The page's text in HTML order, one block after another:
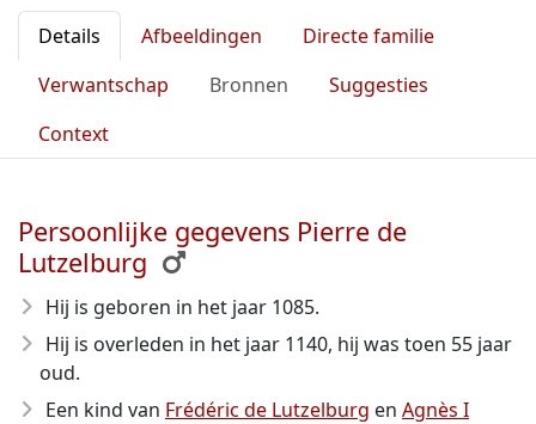
Details Afbeeldingen
Directe familie
Verwantschap
Bronnen
Suggesties
Context
Persoonlijke gegevens Pierre de
Lutzelburg
Hij is geboren in het jaar 1085.
Hij is overleden in het jaar 1140, hij was toen 55 jaar
oud.
Een kind van Frédéric de Lutzelburg en Agnès I